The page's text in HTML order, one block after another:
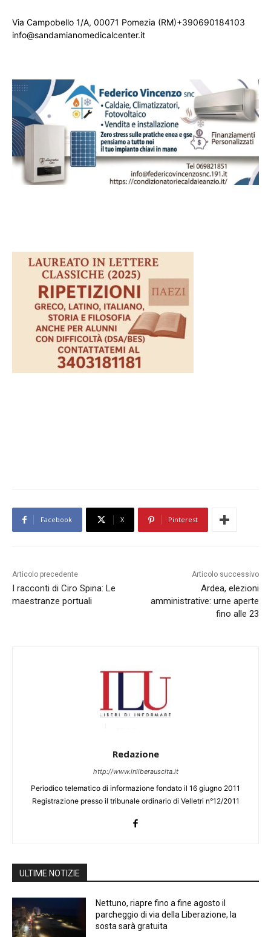
Via Campobello 1/A, 00071 Pomezia (RM)+390690184103
info@sandamianomedicalcenter.it
Facebook X Pinterest
Articolo precedente
I racconti di Ciro Spina: Le
maestranze portuali
Articolo successivo
Ardea, elezioni
amministrative: urne aperte
fino alle 23
Redazione
http://www.inliberauscita.it
Periodico telematico di informazione fondato il 16 giugno 2011
Registrazione presso il tribunale ordinario di Velletri n°12/2011
ULTIME NOTIZIE
Nettuno, riapre fino a fine agosto il
parcheggio di via della Liberazione, la
sosta sarà gratuita